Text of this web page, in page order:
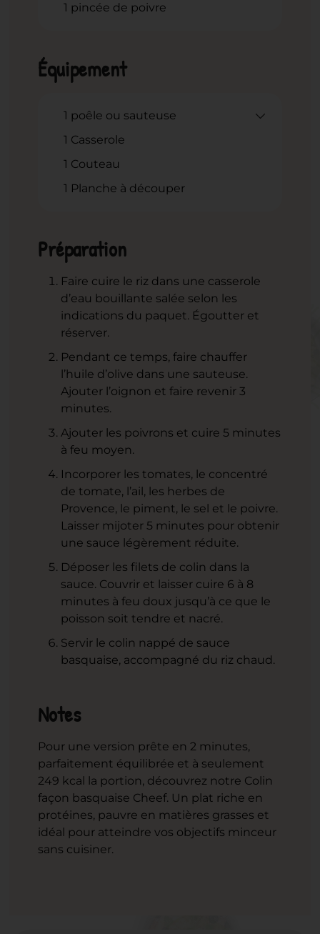
1 pincée de poivre
Équipement
1 poêle ou sauteuse
1 Casserole
1 Couteau
1 Planche à découper
Préparation
Faire cuire le riz dans une casserole
d’eau bouillante salée selon les
indications du paquet. Égoutter et
réserver.
Pendant ce temps, faire chauffer
l’huile d’olive dans une sauteuse.
Ajouter l’oignon et faire revenir 3
minutes.
Ajouter les poivrons et cuire 5 minutes
à feu moyen.
Incorporer les tomates, le concentré
de tomate, l’ail, les herbes de
Provence, le piment, le sel et le poivre.
Laisser mijoter 5 minutes pour obtenir
une sauce légèrement réduite.
Déposer les filets de colin dans la
sauce. Couvrir et laisser cuire 6 à 8
minutes à feu doux jusqu’à ce que le
poisson soit tendre et nacré.
Servir le colin nappé de sauce
basquaise, accompagné du riz chaud.
Notes
Pour une version prête en 2 minutes,
parfaitement équilibrée et à seulement
249 kcal la portion, découvrez notre Colin
façon basquaise Cheef. Un plat riche en
protéines, pauvre en matières grasses et
idéal pour atteindre vos objectifs minceur
sans cuisiner.